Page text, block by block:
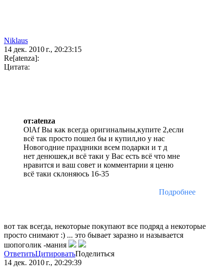
Niklaus
14 дек. 2010 г., 20:23:15
Re[atenza]:
Цитата:
от:atenza
OlAf Вы как всегда оригинальны,купите 2,если
всё так просто пошел бы и купил,но у нас
Новогодние праздники всем подарки и т д
нет денюшек,и всё таки у Вас есть всё что мне
нравится и ваш совет и комментарии я ценю
всё таки склоняюсь 16-35
Подробнее
вот так всегда, некоторые покупают все подряд а некоторые
просто снимают :) ... это бывает заразно и называется
шопоголик -мания
ОтветитьЦитироватьПоделиться
14 дек. 2010 г., 20:29:39